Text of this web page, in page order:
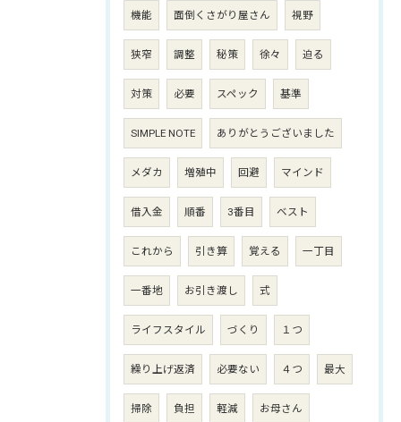
機能 面倒くさがり屋さん 視野
狭窄 調整 秘策 徐々 迫る
対策 必要 スペック 基準
SIMPLE NOTE ありがとうございました
メダカ 増殖中 回避 マインド
借入金 順番 3番目 ベスト
これから 引き算 覚える 一丁目
一番地 お引き渡し 式
ライフスタイル づくり １つ
繰り上げ返済 必要ない ４つ 最大
掃除 負担 軽減 お母さん